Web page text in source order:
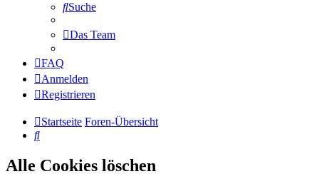
Suche
Das Team
FAQ
Anmelden
Registrieren
Startseite Foren-Übersicht
Suche
Alle Cookies löschen